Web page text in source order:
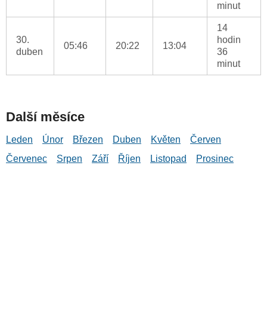
minut
30.
duben
05:46 20:22 13:04
14
hodin
36
minut
Další měsíce
Leden Únor Březen Duben Květen
Červen
Červenec
Srpen Září Říjen Listopad Prosinec